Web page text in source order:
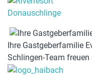
Ihre Gastgeberfamilie
Schlingen-Team